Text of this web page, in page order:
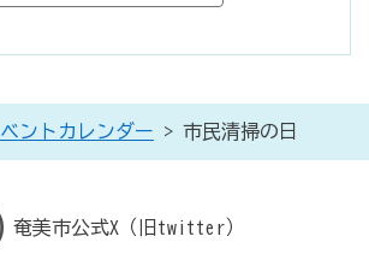
ントカレンダー > 市民清掃の日
奄美市公式X（旧twitter）